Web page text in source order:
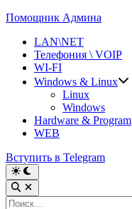
Перейти
содержимому
Помощник Админа
LAN\NET
Телефония \ VOIP
WI-FI
Windows & Linux
Linux
Windows
Hardware & Program
WEB
Вступить в Telegram
Переключить
на
тёмный
режим
Открыть
поиск
Найти: